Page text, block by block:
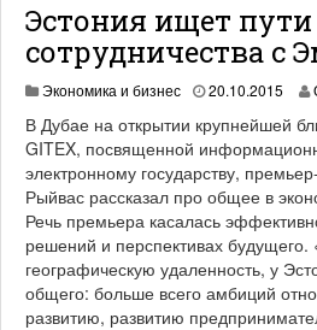
Эстония ищет пути
сотрудничества с
Экономика и бизнес 20.10.2015
.
0
6
.
0
2
1
В Дубае на открытии крупнейшей
GITEX, посвященной
электронному государству,
Рыйвас рассказал про общее в
Речь премьера касалась
решений и перспективах
географическую удаленность, у
общего: больше всего амбиций
развитию, развитию